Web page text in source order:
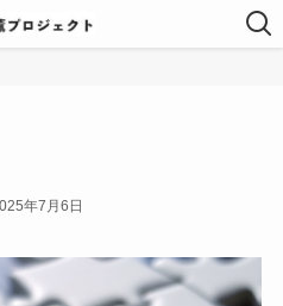
年7月6日